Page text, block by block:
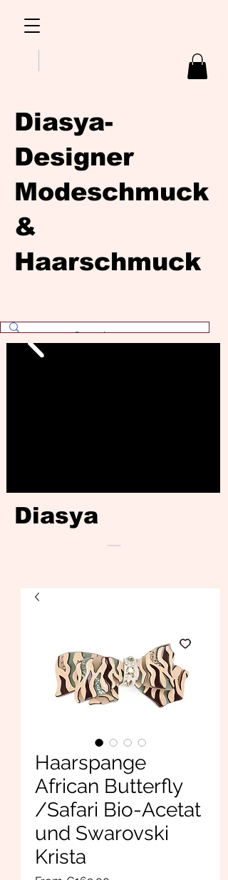
Diasya-
Designer
Modeschmuck
&
Haarschmuck
Diasya
Haarspange
African Butterfly
/Safari Bio-Acetat
und Swarovski
Krista